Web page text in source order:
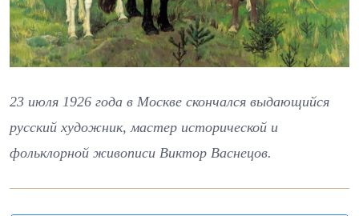
23 июля 1926 года в Москве скончался выдающийся
русский художник, мастер исторической и
фольклорной живописи Виктор Васнецов.